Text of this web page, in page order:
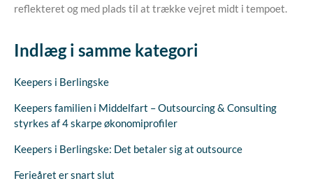
Indlæg i samme kategori
Keepers i Berlingske
Keepers familien i Middelfart – Outsourcing & Consulting
styrkes af 4 skarpe økonomiprofiler
Keepers i Berlingske: Det betaler sig at outsource
Ferieåret er snart slut
reflekteret og med plads til at trække vejret midt i tempoet.